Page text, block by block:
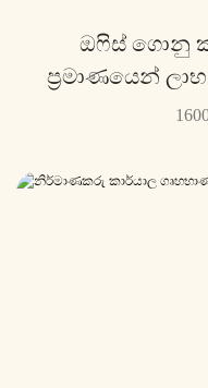
ඔෆිස් ගොනු
ප්‍රමාණයෙන්
භාණ්ඩ